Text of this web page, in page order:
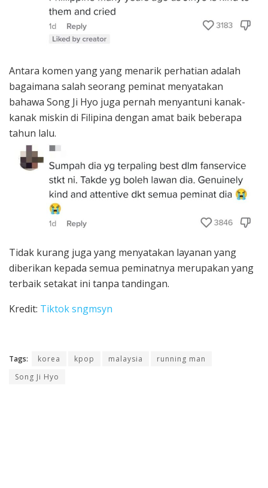
Antara komen yang yang menarik perhatian adalah
bagaimana salah seorang peminat menyatakan
bahawa Song Ji Hyo juga pernah menyantuni kanak-
kanak miskin di Filipina dengan amat baik beberapa
tahun lalu.
Tidak kurang juga yang menyatakan layanan yang
diberikan kepada semua peminatnya merupakan yang
terbaik setakat ini tanpa tandingan.
Kredit: Tiktok sngmsyn
Tags: korea kpop malaysia
running man
Song Ji Hyo